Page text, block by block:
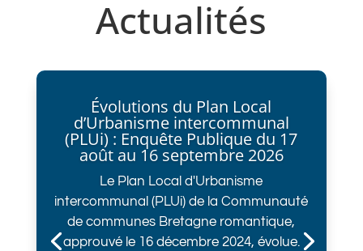
Actualités
Évolutions du Plan Local
d’Urbanisme intercommunal
(PLUi) : Enquête Publique du 17
août au 16 septembre 2026
Le Plan Local d'Urbanisme
intercommunal (PLUi) de la Communauté
de communes Bretagne romantique,
approuvé le 16 décembre 2024, évolue.